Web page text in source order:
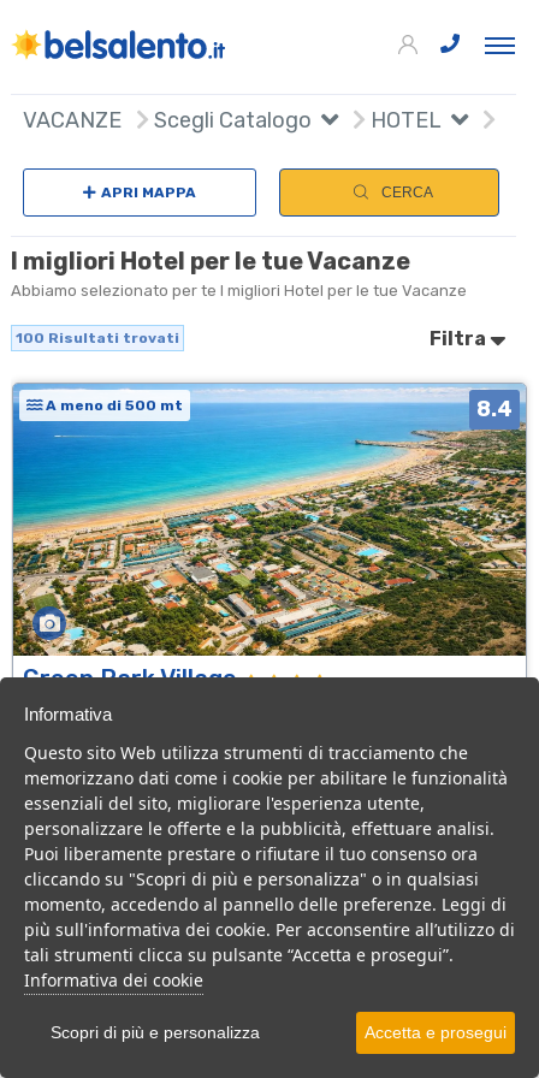
VACANZE Scegli Catalogo HOTEL
APRI MAPPA CERCA
I migliori Hotel per le tue Vacanze
Abbiamo selezionato per te I migliori Hotel per le tue Vacanze
100 Risultati trovati Filtra
A meno di 500 mt 8.4
Green Park Village
Puglia > Gargano > Vieste
107 Camere
Villaggio a Vieste, con piscina e animazione, ideale per famiglie
con bambini.
Villaggio Hotel
VEDI SU MAPPA
INFO STRUTTURA
APRI STRUTTURA
PREVENTIVO
+
Informativa
Questo sito Web utilizza strumenti di tracciamento che
memorizzano dati come i cookie per abilitare le funzionalità
essenziali del sito, migliorare l'esperienza utente,
personalizzare le offerte e la pubblicità, effettuare analisi.
Puoi liberamente prestare o rifiutare il tuo consenso ora
cliccando su "Scopri di più e personalizza" o in qualsiasi
momento, accedendo al pannello delle preferenze. Leggi di
più sull'informativa dei cookie. Per acconsentire all’utilizzo di
tali strumenti clicca su pulsante “Accetta e prosegui”.
Informativa dei cookie
Scopri di più e personalizza Accetta e prosegui